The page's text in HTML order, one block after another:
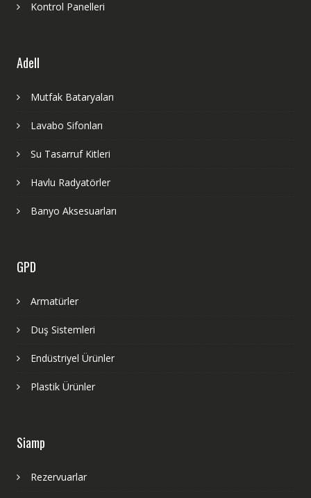
Kontrol Panelleri
Adell
Mutfak Bataryaları
Lavabo Sifonları
Su Tasarruf Kitleri
Havlu Radyatörler
Banyo Aksesuarları
GPD
Armatürler
Duş Sistemleri
Endüstriyel Ürünler
Plastik Ürünler
Siamp
Rezervuarlar